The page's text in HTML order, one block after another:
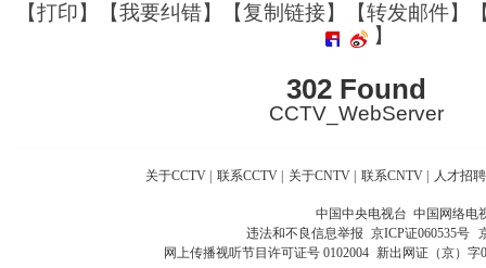
【打印】【我要纠错】【复制链接】【转发邮件】
】
302 Found
CCTV_WebServer
关于CCTV | 联系CCTV | 关于CNTV | 联系CNTV | 人才招聘
中国中央电视台 中国网络电
违法和不良信息举报 京ICP证060535号
网上传播视听节目许可证号 0102004 新出网证（京）